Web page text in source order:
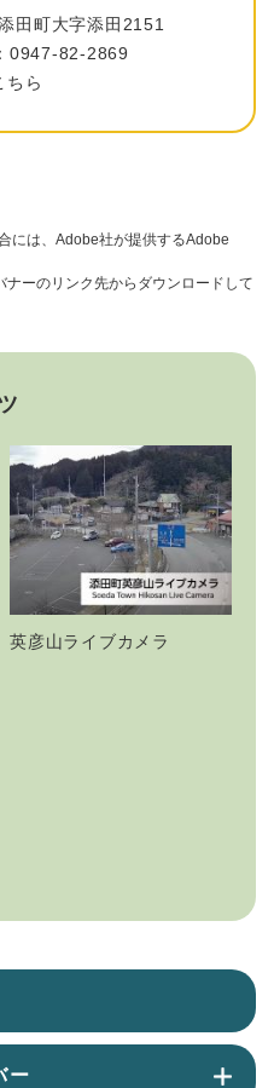
田町大字添田2151
0947-82-2869
ちら
には、Adobe社が提供するAdobe
ーのリンク先からダウンロードして
英彦山ライブカメラ
ー